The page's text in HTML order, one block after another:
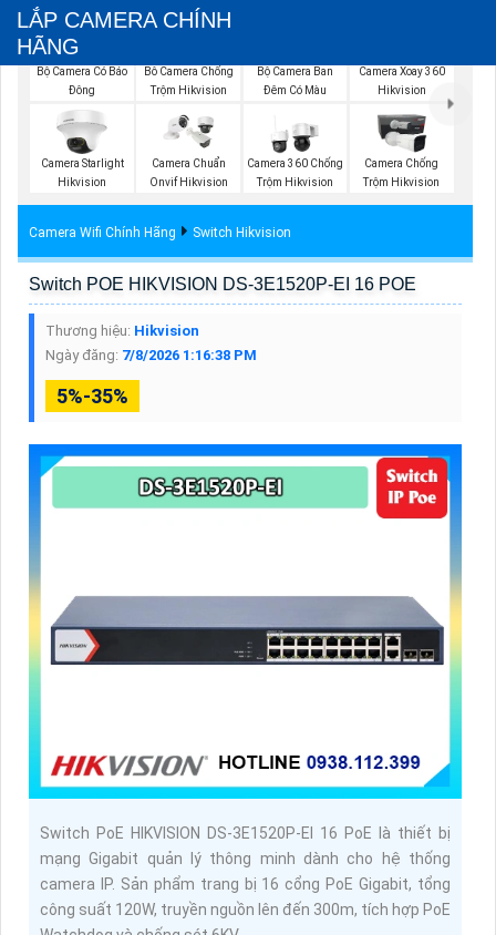
LẮP CAMERA CHÍNH
HÃNG
Bộ Camera Có Báo
Đông
Bô Camera Chống
Trộm Hikvision
Bộ Camera Ban
Đêm Có Màu
Camera Xoay 360
Hikvision
Camera Starlight
Hikvision
Camera Chuẩn
Onvif Hikvision
Camera 360 Chống
Trộm Hikvision
Camera Chống
Trộm Hikvision
Camera Wifi Chính Hãng Switch Hikvision
Switch POE HIKVISION DS-3E1520P-EI 16 POE
Thương hiệu: Hikvision
Ngày đăng: 7/8/2026 1:16:38 PM
5%-35%
Switch PoE HIKVISION DS-3E1520P-EI 16 PoE là thiết bị
mạng Gigabit quản lý thông minh dành cho hệ thống
camera IP. Sản phẩm trang bị 16 cổng PoE Gigabit, tổng
công suất 120W, truyền nguồn lên đến 300m, tích hợp PoE